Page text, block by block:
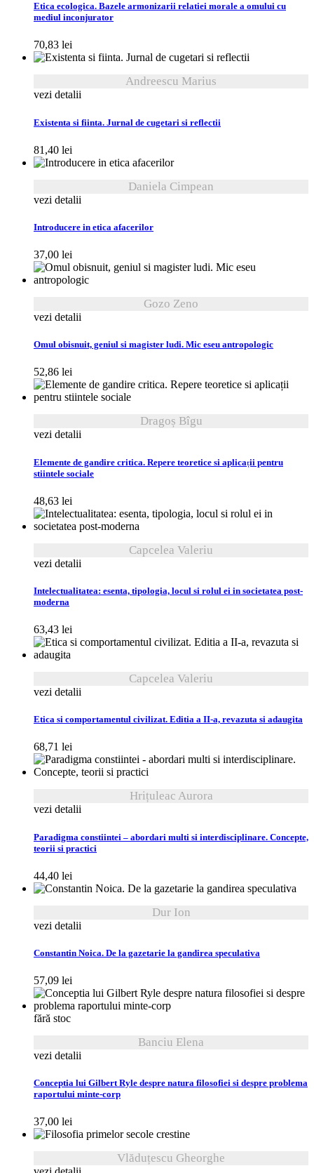
Etica ecologica. Bazele armonizarii relatiei morale a omului cu
mediul inconjurator
70,83 lei
Andreescu Marius
vezi detalii
Existenta si fiinta. Jurnal de cugetari si reflectii
81,40 lei
Daniela Cimpean
vezi detalii
Introducere in etica afacerilor
37,00 lei
Gozo Zeno
vezi detalii
Omul obisnuit, geniul si magister ludi. Mic eseu antropologic
52,86 lei
Dragoș Bîgu
vezi detalii
Elemente de gandire critica. Repere teoretice si aplicații pentru
stiintele sociale
48,63 lei
Capcelea Valeriu
vezi detalii
Intelectualitatea: esenta, tipologia, locul si rolul ei in societatea post-
moderna
63,43 lei
Capcelea Valeriu
vezi detalii
Etica si comportamentul civilizat. Editia a II-a, revazuta si adaugita
68,71 lei
Hrițuleac Aurora
vezi detalii
Paradigma constiintei – abordari multi si interdisciplinare. Concepte,
teorii si practici
44,40 lei
Dur Ion
vezi detalii
Constantin Noica. De la gazetarie la gandirea speculativa
57,09 lei
fără stoc
Banciu Elena
vezi detalii
Conceptia lui Gilbert Ryle despre natura filosofiei si despre problema
raportului minte-corp
37,00 lei
Vlăduțescu Gheorghe